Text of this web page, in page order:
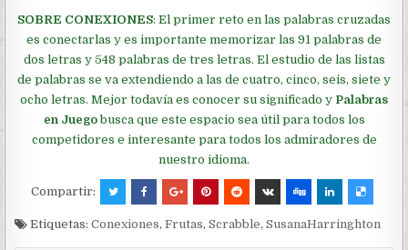
SOBRE CONEXIONES: El primer reto en las palabras cruzadas
es conectarlas y es importante memorizar las 91 palabras de
dos letras y 548 palabras de tres letras. El estudio de las listas
de palabras se va extendiendo a las de cuatro, cinco, seis, siete y
ocho letras. Mejor todavía es conocer su significado y Palabras
en Juegobusca que este espacio sea útil para todos los
competidores e interesante para todos los admiradores de
nuestro idioma.
Compartir:
Etiquetas:Conexiones,Frutas,Scrabble,SusanaHarringhton